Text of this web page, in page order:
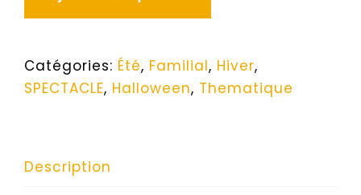
Catégories: Été, Familial, Hiver,
SPECTACLE, Halloween, Thematique
Description